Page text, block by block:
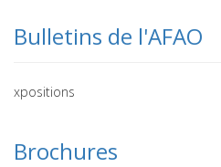
Bulletins de l'AFAO
xpositions
Brochures